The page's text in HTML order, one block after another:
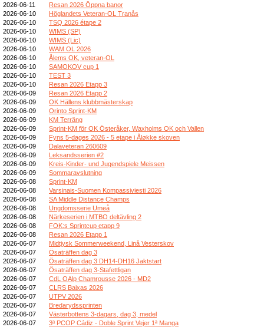
2026-06-11
Resan 2026 Öppna banor
2026-06-10
Höglandets Veteran-OL Tranås
2026-06-10
TSQ 2026 étape 2
2026-06-10
WIMS (SP)
2026-06-10
WIMS (Lic)
2026-06-10
WAM OL 2026
2026-06-10
Ålems OK, veteran-OL
2026-06-10
SAMOKOV cup 1
2026-06-10
TEST 3
2026-06-10
Resan 2026 Etapp 3
2026-06-09
Resan 2026 Etapp 2
2026-06-09
OK Hällens klubbmästerskap
2026-06-09
Orinto Sprint-KM
2026-06-09
KM Terräng
2026-06-09
Sprint-KM för OK Österåker, Waxholms OK och Vallen
2026-06-09
Fyns 5-dages 2026 - 5 etape i Åløkke skoven
2026-06-09
Dalaveteran 260609
2026-06-09
Leksandsserien #2
2026-06-09
Kreis-Kinder- und Jugendspiele Meissen
2026-06-09
Sommaravslutning
2026-06-08
Sprint-KM
2026-06-08
Varsinais-Suomen Kompassiviesti 2026
2026-06-08
SA Middle Distance Champs
2026-06-08
Ungdomsserie Umeå
2026-06-08
Närkeserien i MTBO deltävling 2
2026-06-08
FOK:s Sprintcup etapp 9
2026-06-08
Resan 2026 Etapp 1
2026-06-07
Midtjysk Sommerweekend, Linå Vesterskov
2026-06-07
Ösaträffen dag 3
2026-06-07
Ösaträffen dag 3 DH14-DH16 Jaktstart
2026-06-07
Ösaträffen dag 3-Stafettligan
2026-06-07
CdL OAlp Chamrousse 2026 - MD2
2026-06-07
CLRS Baixas 2026
2026-06-07
UTPV 2026
2026-06-07
Bredarydssprinten
2026-06-07
Västerbottens 3-dagars, dag 3, medel
2026-06-07
3ª PCOP Cádiz - Doble Sprint Vejer 1ª Manga